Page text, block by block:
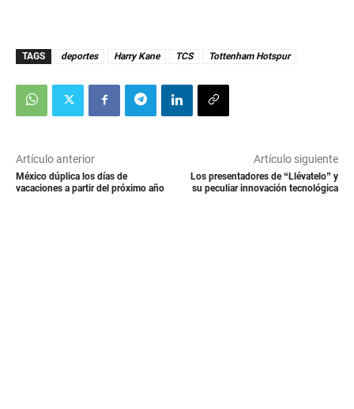
TAGS deportes Harry Kane TCS Tottenham Hotspur
Artículo anterior
México dúplica los días de
vacaciones a partir del próximo año
Artículo siguiente
Los presentadores de “Llévatelo” y
su peculiar innovación tecnológica